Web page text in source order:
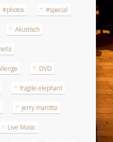
#photos #special
Akustisch
DVD
fragile elephant
jerry marotta
Live Music